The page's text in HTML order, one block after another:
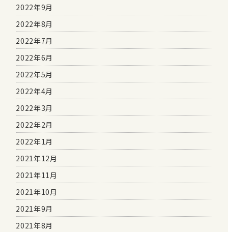
2022年9月
2022年8月
2022年7月
2022年6月
2022年5月
2022年4月
2022年3月
2022年2月
2022年1月
2021年12月
2021年11月
2021年10月
2021年9月
2021年8月